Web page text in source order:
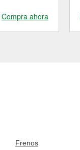
Compra ahora
Frenos